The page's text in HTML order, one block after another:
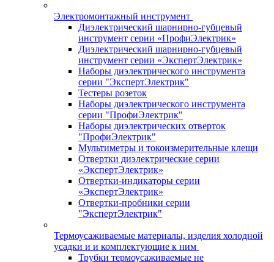
Электромонтажный инструмент
Диэлектрический шарнирно-губцевый
инструмент серии «ПрофиЭлектрик»
Диэлектрический шарнирно-губцевый
инструмент серии «ЭкспертЭлектрик»
Наборы диэлектрического инструмента
серии "ЭкспертЭлектрик"
Тестеры розеток
Наборы диэлектрического инструмента
серии "ПрофиЭлектрик"
Наборы диэлектрических отверток
"ПрофиЭлектрик"
Мультиметры и токоизмерительные клещи
Отвертки диэлектрические серии
«ЭкспертЭлектрик»
Отвертки-индикаторы серии
«ЭкспертЭлектрик»
Отвертки-пробники серии
"ЭкспертЭлектрик"
Термоусаживаемые материалы, изделия холодной
усадки и и комплектующие к ним
Трубки термоусаживаемые не